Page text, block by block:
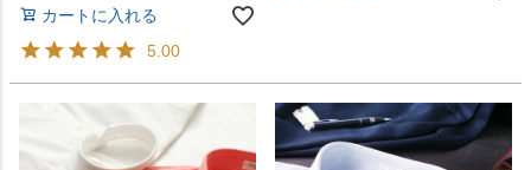
カートに入れる
5.00